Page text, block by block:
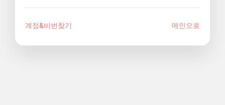
계정&비번찾기 메인으로